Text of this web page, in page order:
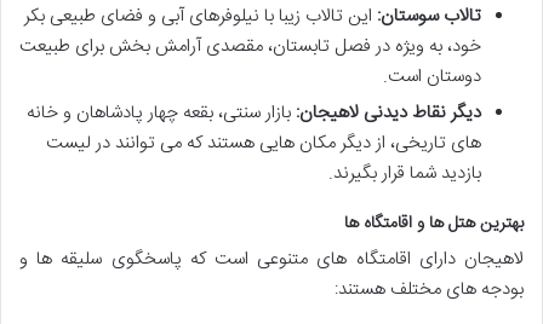
تالاب سوستان: این تالاب زیبا با نیلوفرهای آبی و فضای طبیعی بکر
خود، به ویژه در فصل تابستان، مقصدی آرامش بخش برای طبیعت
دوستان است.
دیگر نقاط دیدنی لاهیجان: بازار سنتی، بقعه چهار پادشاهان و خانه
های تاریخی، از دیگر مکان هایی هستند که می توانند در لیست
بازدید شما قرار بگیرند.
بهترین هتل ها و اقامتگاه ها
لاهیجان دارای اقامتگاه های متنوعی است که پاسخگوی سلیقه ها و
بودجه های مختلف هستند: